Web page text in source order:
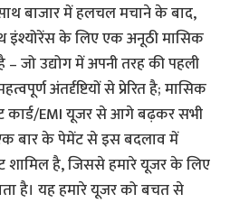
साथ बाजार में हलचल मचाने के बाद,
इंश्योरेंस के लिए एक अनूठी मासिक
– जो उद्योग में अपनी तरह की पहली
अंतर्दृष्टियों से प्रेरित है; मासिक
कार्ड/EMI यूजर से आगे बढ़कर सभी
बार के पेमेंट से इस बदलाव में
शामिल है, जिससे हमारे यूजर के लिए
है। यह हमारे यूजर को बचत से